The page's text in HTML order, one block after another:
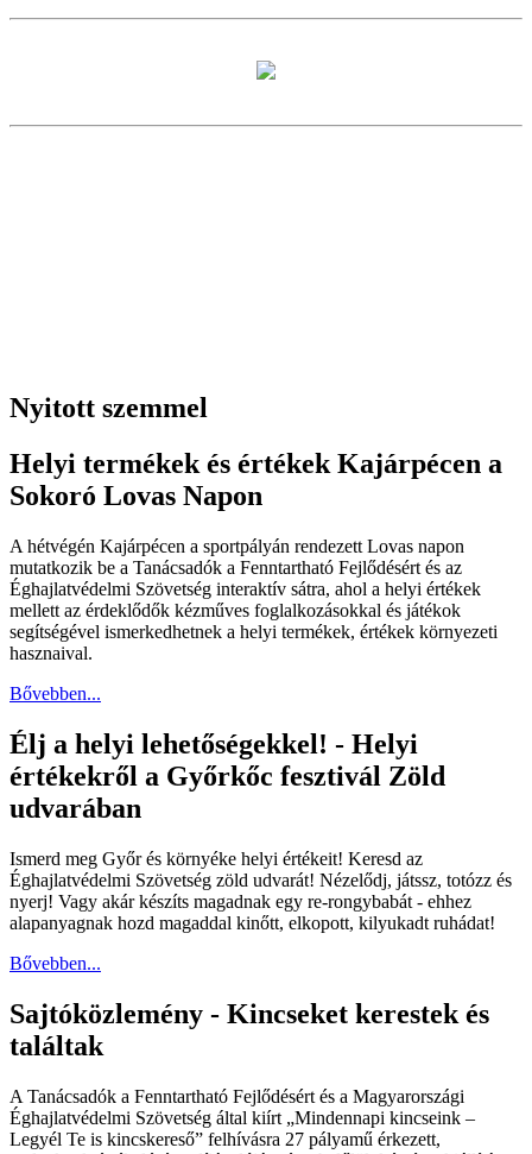
Nyitott szemmel
Helyi termékek és értékek Kajárpécen a
Sokoró Lovas Napon
A hétvégén Kajárpécen a sportpályán rendezett Lovas napon
mutatkozik be a Tanácsadók a Fenntartható Fejlődésért és az
Éghajlatvédelmi Szövetség interaktív sátra, ahol a helyi értékek
mellett az érdeklődők kézműves foglalkozásokkal és játékok
segítségével ismerkedhetnek a helyi termékek, értékek környezeti
hasznaival.
Bővebben...
Élj a helyi lehetőségekkel! - Helyi
értékekről a Győrkőc fesztivál Zöld
udvarában
Ismerd meg Győr és környéke helyi értékeit! Keresd az
Éghajlatvédelmi Szövetség zöld udvarát! Nézelődj, játssz, totózz és
nyerj! Vagy akár készíts magadnak egy re-rongybabát - ehhez
alapanyagnak hozd magaddal kinőtt, elkopott, kilyukadt ruhádat!
Bővebben...
Sajtóközlemény - Kincseket kerestek és
találtak
A Tanácsadók a Fenntartható Fejlődésért és a Magyarországi
Éghajlatvédelmi Szövetség által kiírt „Mindennapi kincseink –
Legyél Te is kincskereső” felhívásra 27 pályamű érkezett,